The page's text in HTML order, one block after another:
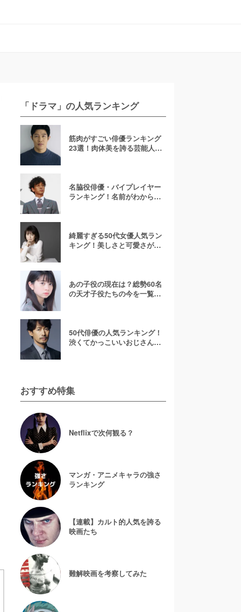
「ドラマ」の人気ランキング
筋肉がすごい俳優ランキング
23選！肉体美を誇る芸能人を
名脇役俳優・バイプレイヤー
ランキング！名前がわからな
綺麗すぎる50代女優人気ラン
キング！美しさと可愛さが魅
あの子役の現在は？総勢60名
の天才子役たちの今を一覧で
50代俳優の人気ランキング！
渋くてかっこいいおじさん俳
おすすめ特集
Netflixで次何観る？
マンガ・アニメキャラの強さ
ランキング
【連載】カルト的人気を誇る
映画たち
難解映画を考察してみた